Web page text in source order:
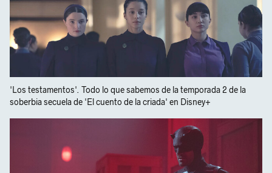
'Los testamentos'. Todo lo que sabemos de la temporada 2 de la
soberbia secuela de 'El cuento de la criada' en Disney+